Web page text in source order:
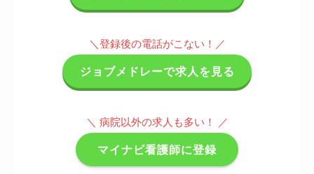
＼登録後の電話がこない！／
ジョブメドレーで求人を見る
＼ 病院以外の求人も多い！ ／
マイナビ看護師に登録